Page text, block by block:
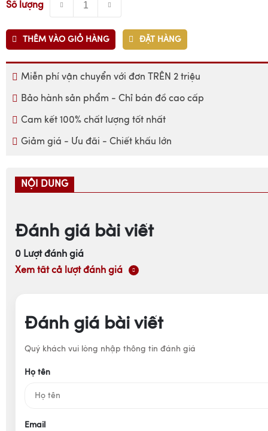
Số lượng
THÊM VÀO GIỎ HÀNG ĐẶT HÀNG
Miễn phí vận chuyển với đơn TRÊN 2 triệu
Bảo hành sản phẩm - Chỉ bán đồ cao cấp
Cam kết 100% chất lượng tốt nhất
Giảm giá - Ưu đãi - Chiết khấu lớn
NỘI DUNG
Đánh giá bài viết
0 Lượt đánh giá
Xem tất cả lượt đánh giá
Đánh giá bài viết
Quý khách vui lòng nhập thông tin đánh giá
Họ tên
Email